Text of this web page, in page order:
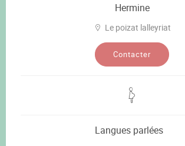
Hermine
Le poizat lalleyriat
Contacter
Langues parlées